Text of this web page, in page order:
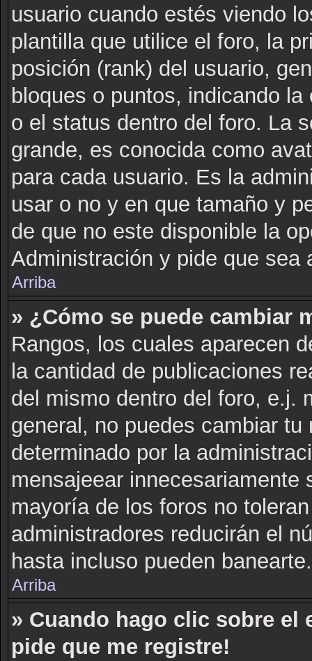
usuario cuando estés viendo
plantilla que utilice el foro, la
posición (rank) del usuario,
bloques o puntos, indicando
o el status dentro del foro. La
grande, es conocida como
para cada usuario. Es la
usar o no y en que tamaño y
de que no este disponible la
Administración y pide que sea
Arriba
» ¿Cómo se puede cambiar
Rangos, los cuales aparecen
la cantidad de publicaciones
del mismo dentro del foro, e.j.
general, no puedes cambiar
determinado por la
mensajeear innecesariamente
mayoría de los foros no
administradores reducirán el
hasta incluso pueden banearte.
Arriba
» Cuando hago clic sobre el
pide que me registre!